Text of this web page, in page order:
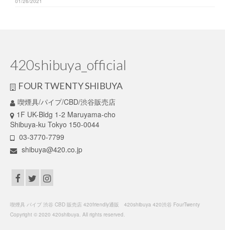
420shibuya_official
FOUR TWENTY SHIBUYA
喫煙具/パイプ/CBD/渋谷販売店
1F UK-Bldg 1-2 Maruyama-cho
Shibuya-ku Tokyo 150-0044
03-3770-7799
shibuya@420.co.jp
喫煙具 パイプ 渋谷 CBD 販売店 420friendly通販 420shibuya 420渋谷 FourTwenty
Copyright © 2020 420shibuya. All rights reserved.